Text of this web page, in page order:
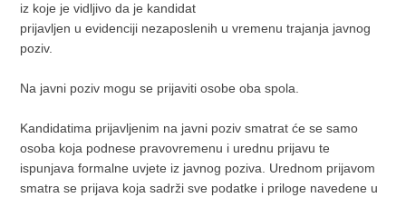
iz koje je vidljivo da je kandidat
prijavljen u evidenciji nezaposlenih u vremenu trajanja javnog
poziv.
Na javni poziv mogu se prijaviti osobe oba spola.
Kandidatima prijavljenim na javni poziv smatrat će se samo
osoba koja podnese pravovremenu i urednu prijavu te
ispunjava formalne uvjete iz javnog poziva. Urednom prijavom
smatra se prijava koja sadrži sve podatke i priloge navedene u